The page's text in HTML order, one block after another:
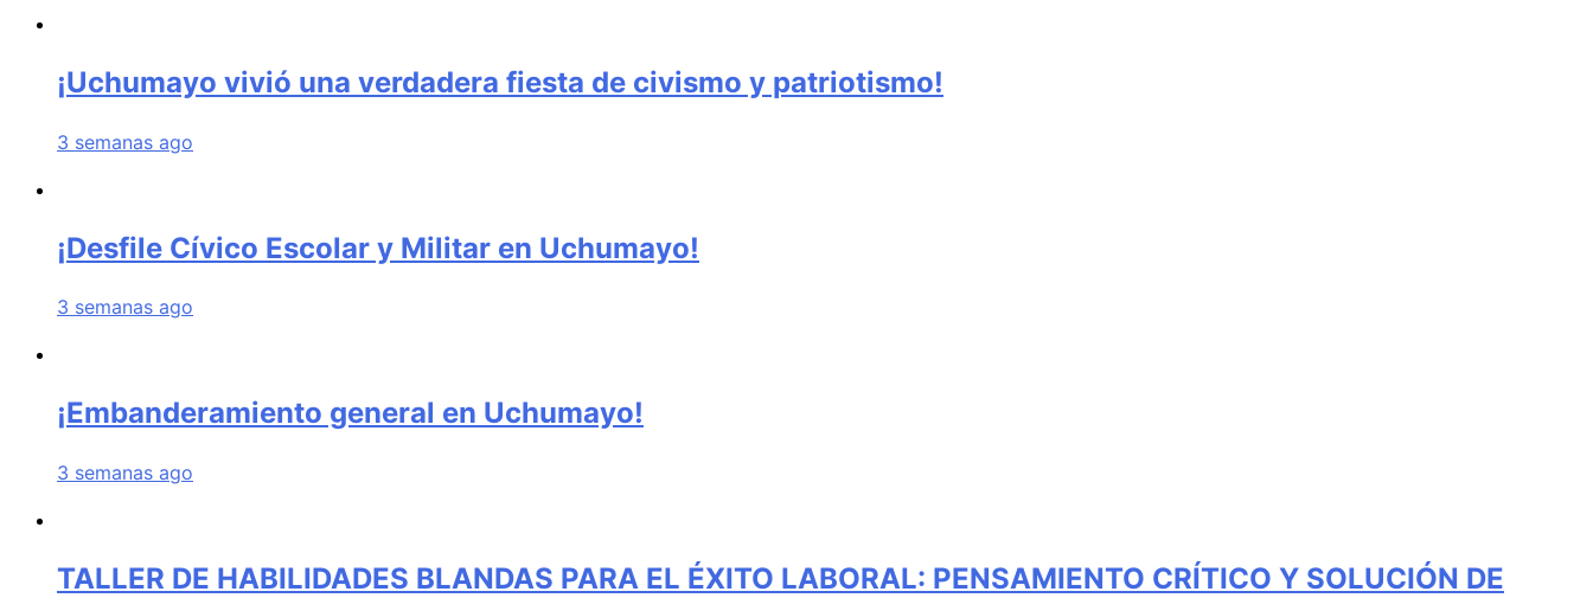
¡Uchumayo vivió una verdadera fiesta de civismo y patriotismo!
3 semanas ago
¡Desfile Cívico Escolar y Militar en Uchumayo!
3 semanas ago
¡Embanderamiento general en Uchumayo!
3 semanas ago
TALLER DE HABILIDADES BLANDAS PARA EL ÉXITO LABORAL: PENSAMIENTO CRÍTICO Y SOLUCIÓN DE